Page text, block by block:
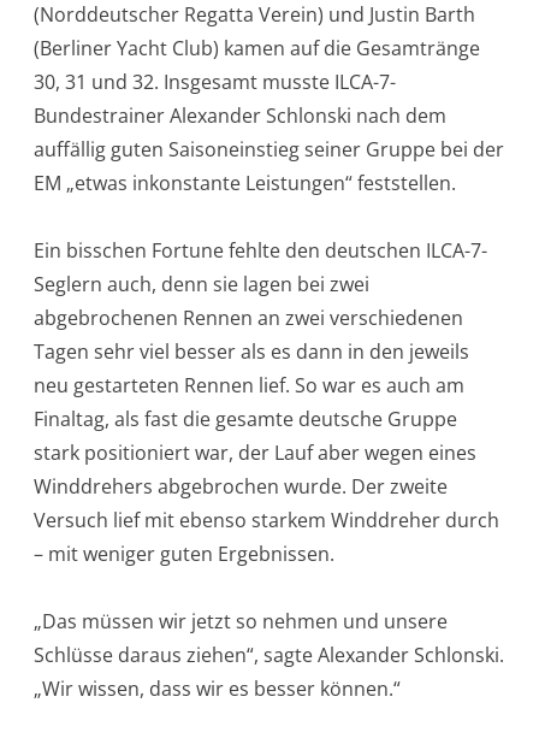
(Norddeutscher Regatta Verein) und Justin Barth
(Berliner Yacht Club) kamen auf die Gesamtränge
30, 31 und 32. Insgesamt musste ILCA-7-
Bundestrainer Alexander Schlonski nach dem
auffällig guten Saisoneinstieg seiner Gruppe bei der
EM „etwas inkonstante Leistungen“ feststellen.
Ein bisschen Fortune fehlte den deutschen ILCA-7-
Seglern auch, denn sie lagen bei zwei
abgebrochenen Rennen an zwei verschiedenen
Tagen sehr viel besser als es dann in den jeweils
neu gestarteten Rennen lief. So war es auch am
Finaltag, als fast die gesamte deutsche Gruppe
stark positioniert war, der Lauf aber wegen eines
Winddrehers abgebrochen wurde. Der zweite
Versuch lief mit ebenso starkem Winddreher durch
– mit weniger guten Ergebnissen.
„Das müssen wir jetzt so nehmen und unsere
Schlüsse daraus ziehen“, sagte Alexander Schlonski.
„Wir wissen, dass wir es besser können.“